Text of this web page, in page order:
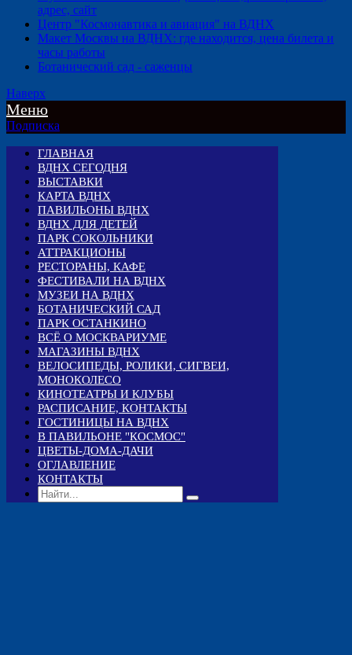
адрес, сайт
Центр "Космонавтика и авиация" на ВДНХ
Макет Москвы на ВДНХ: где находится, цена билета и
часы работы
Ботанический сад - саженцы
Наверх
Меню
Подписка
ГЛАВНАЯ
ВДНХ СЕГОДНЯ
ВЫСТАВКИ
КАРТА ВДНХ
ПАВИЛЬОНЫ ВДНХ
ВДНХ ДЛЯ ДЕТЕЙ
ПАРК СОКОЛЬНИКИ
АТТРАКЦИОНЫ
РЕСТОРАНЫ, КАФЕ
ФЕСТИВАЛИ НА ВДНХ
МУЗЕИ НА ВДНХ
БОТАНИЧЕСКИЙ САД
ПАРК ОСТАНКИНО
ВСЁ О МОСКВАРИУМЕ
МАГАЗИНЫ ВДНХ
ВЕЛОСИПЕДЫ, РОЛИКИ, СИГВЕИ,
МОНОКОЛЕСО
КИНОТЕАТРЫ И КЛУБЫ
РАСПИСАНИЕ, КОНТАКТЫ
ГОСТИНИЦЫ НА ВДНХ
В ПАВИЛЬОНЕ "КОСМОС"
ЦВЕТЫ-ДОМА-ДАЧИ
ОГЛАВЛЕНИЕ
КОНТАКТЫ